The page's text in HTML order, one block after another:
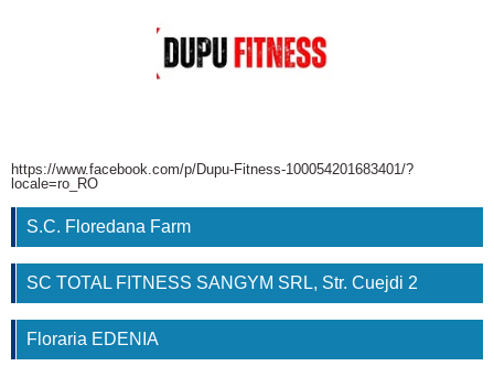
https://www.facebook.com/p/Dupu-Fitness-100054201683401/?
locale=ro_RO
S.C. Floredana Farm
SC TOTAL FITNESS SANGYM SRL, Str. Cuejdi 2
Floraria EDENIA